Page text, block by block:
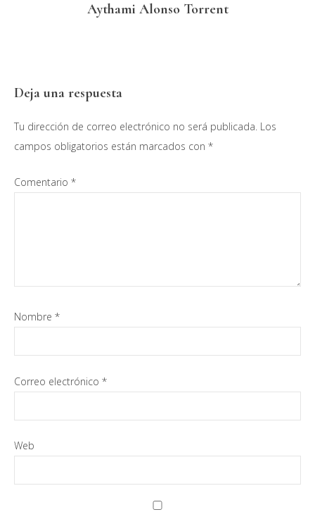
Aythami Alonso Torrent
Interacciones
con
los
Deja una respuesta
Tu dirección de correo electrónico no será publicada. Los
campos obligatorios están marcados con *
Comentario *
Nombre *
Correo electrónico *
Web